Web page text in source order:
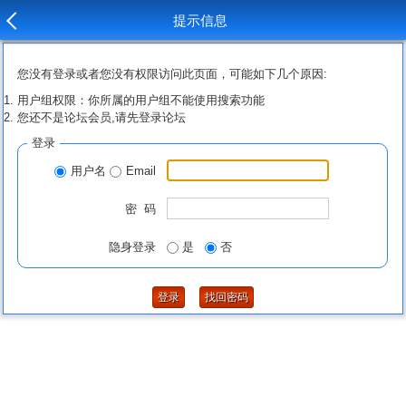
提示信息
您没有登录或者您没有权限访问此页面，可能如下几个原因:
用户组权限：你所属的用户组不能使用搜索功能
您还不是论坛会员,请先登录论坛
登录
用户名 Email
密 码
隐身登录 是 否